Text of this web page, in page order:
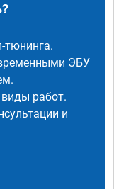
тюнинга.
ЭБУ
работ.
и